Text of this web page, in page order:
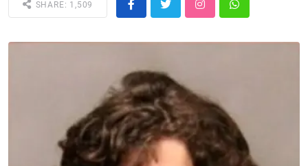
SHARE: 1,509